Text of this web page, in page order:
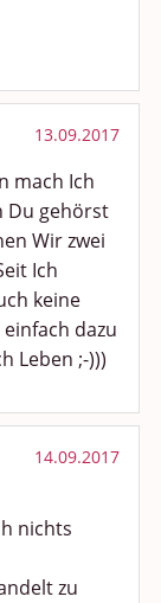
13.09.2017
mach Ich
Du gehörst
Wir zwei
Ich
keine
dazu
Leben ;-)))
14.09.2017
nichts
zu